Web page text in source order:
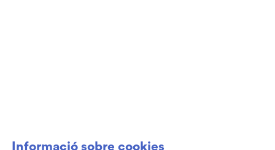
Informació sobre cookies